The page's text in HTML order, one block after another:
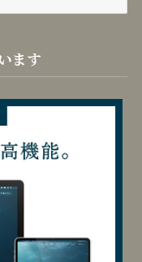
ます